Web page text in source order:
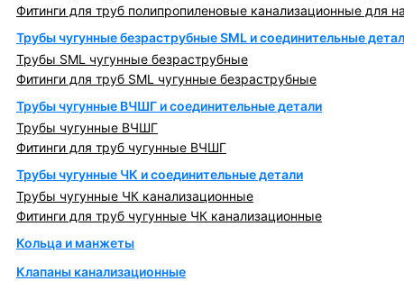
Фитинги для труб полипропиленовые канализационные для
Трубы чугунные безраструбные SML и соединительные
Трубы SML чугунные безраструбные
Фитинги для труб SML чугунные безраструбные
Трубы чугунные ВЧШГ и соединительные детали
Трубы чугунные ВЧШГ
Фитинги для труб чугунные ВЧШГ
Трубы чугунные ЧК и соединительные детали
Трубы чугунные ЧК канализационные
Фитинги для труб чугунные ЧК канализационные
Кольца и манжеты
Клапаны канализационные